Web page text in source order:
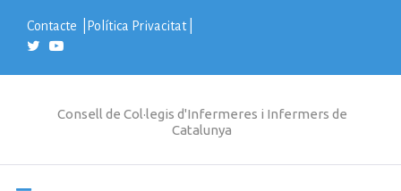
t
Contacte Política Privacitat|
Consell de Col·legis d'Infermeres i Infermers de
Catalunya